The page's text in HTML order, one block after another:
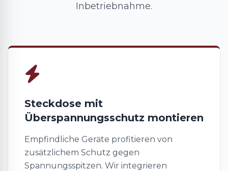
Inbetriebnahme.
Steckdose mit
Überspannungsschutz montieren
Empfindliche Geräte profitieren von
zusätzlichem Schutz gegen
Spannungsspitzen. Wir integrieren